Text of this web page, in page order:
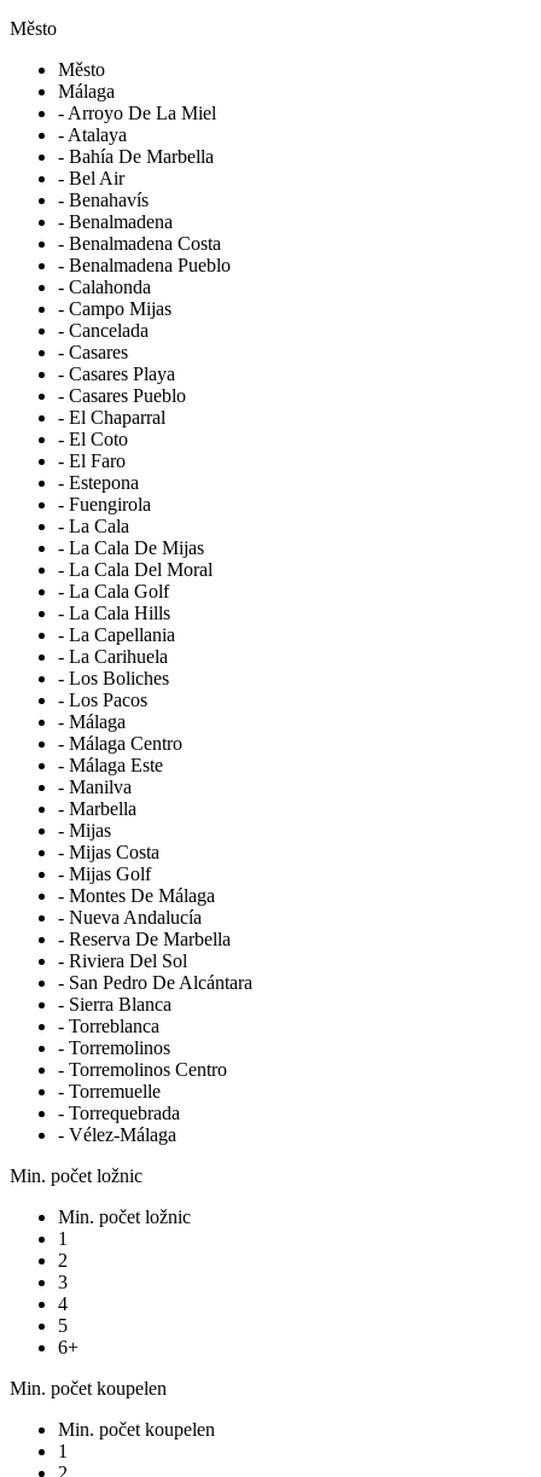
Město
Město
Málaga
- Arroyo De La Miel
- Atalaya
- Bahía De Marbella
- Bel Air
- Benahavís
- Benalmadena
- Benalmadena Costa
- Benalmadena Pueblo
- Calahonda
- Campo Mijas
- Cancelada
- Casares
- Casares Playa
- Casares Pueblo
- El Chaparral
- El Coto
- El Faro
- Estepona
- Fuengirola
- La Cala
- La Cala De Mijas
- La Cala Del Moral
- La Cala Golf
- La Cala Hills
- La Capellania
- La Carihuela
- Los Boliches
- Los Pacos
- Málaga
- Málaga Centro
- Málaga Este
- Manilva
- Marbella
- Mijas
- Mijas Costa
- Mijas Golf
- Montes De Málaga
- Nueva Andalucía
- Reserva De Marbella
- Riviera Del Sol
- San Pedro De Alcántara
- Sierra Blanca
- Torreblanca
- Torremolinos
- Torremolinos Centro
- Torremuelle
- Torrequebrada
- Vélez-Málaga
Min. počet ložnic
Min. počet ložnic
1
2
3
4
5
6+
Min. počet koupelen
Min. počet koupelen
1